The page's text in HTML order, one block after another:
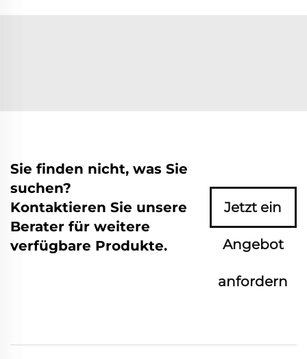
Sie finden nicht, was Sie
suchen?
Kontaktieren Sie unsere
Berater für weitere
verfügbare Produkte.
Jetzt ein
Angebot
anfordern